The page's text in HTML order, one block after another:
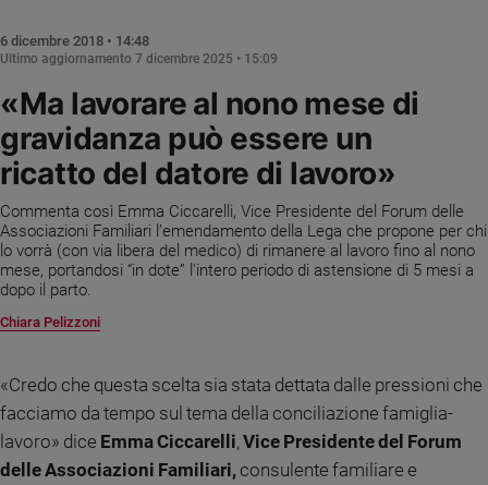
Chiesa
e
spiritualità
Devozione
e
fede
Parola
del
Santo
giorno
e
valori
«Ma lavorare al nono mese di
gravidanza può essere un
ricatto del datore di lavoro»
Commenta così Emma Ciccarelli, Vice Presidente del Forum delle
Associazioni Familiari l’emendamento della Lega che propone per chi
lo vorrà (con via libera del medico) di rimanere al lavoro fino al nono
mese, portandosi “in dote” l'intero periodo di astensione di 5 mesi a
dopo il parto.
Chiara Pelizzoni
6 dicembre 2018 • 14:48
Ultimo aggiornamento 7 dicembre 2025 • 15:09
«Credo che questa scelta sia stata dettata dalle pressioni che
facciamo da tempo sul tema della conciliazione famiglia-
lavoro» dice Emma Ciccarelli,Vice Presidente del Forum
delle Associazioni Familiari, consulente familiare e